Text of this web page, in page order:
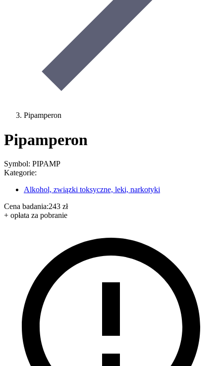
Pipamperon
Pipamperon
Symbol: PIPAMP
Kategorie:
Alkohol, związki toksyczne, leki, narkotyki
Cena badania:243 zł
+ opłata za pobranie